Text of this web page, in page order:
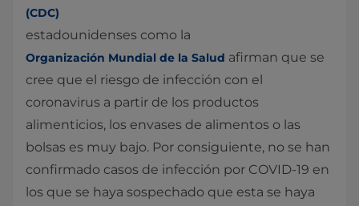
(CDC)
estadounidenses como la
Organización Mundial de la Salud afirman que se
cree que el riesgo de infección con el
coronavirus a partir de los productos
alimenticios, los envases de alimentos o las
bolsas es muy bajo. Por consiguiente, no se han
confirmado casos de infección por COVID-19 en
los que se haya sospechado que esta se haya